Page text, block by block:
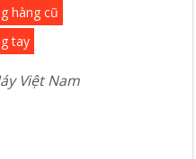
hàng cũ
tay
Việt Nam